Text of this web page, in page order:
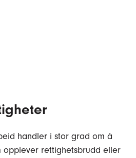
handler i stor grad om å
opplever rettighetsbrudd eller